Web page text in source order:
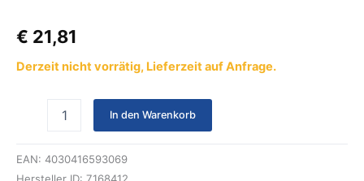
€ 21,81
Derzeit nicht vorrätig, Lieferzeit auf Anfrage.
In den Warenkorb
EAN: 4030416593069